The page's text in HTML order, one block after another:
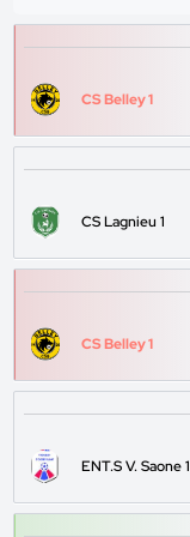
CS Belley 1
CS Lagnieu 1
CS Belley 1
ENT.S V. Saone 1